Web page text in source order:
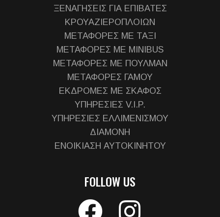
ΞΕΝΑΓΗΣΕΙΣ ΓΙΑ ΕΠΙΒΑΤΕΣ
ΚΡΟΥΑΖΙΕΡΟΠΛΟΙΩΝ
ΜΕΤΑΦΟΡΕΣ ΜΕ ΤΑΞΙ
ΜΕΤΑΦΟΡΕΣ ΜΕ MINIBUS
ΜΕΤΑΦΟΡΕΣ ΜΕ ΠΟΥΛΜΑΝ
ΜΕΤΑΦΟΡΕΣ ΓΑΜΟΥ
ΕΚΔΡΟΜΕΣ ΜΕ ΣΚΑΦΟΣ
ΥΠΗΡΕΣΙΕΣ V.I.P.
ΥΠΗΡΕΣΙΕΣ ΕΛΛΙΜΕΝΙΣΜΟΥ
ΔΙΑΜΟΝΗ
ΕΝΟΙΚΙΑΣΗ ΑΥΤΟΚΙΝΗΤΟΥ
FOLLOW US